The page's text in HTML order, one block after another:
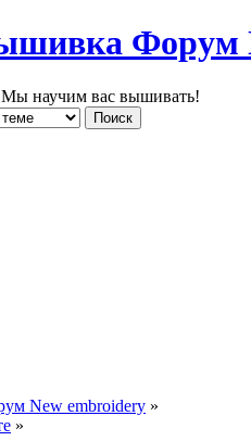
научим вас вышивать!
New embroidery »
»